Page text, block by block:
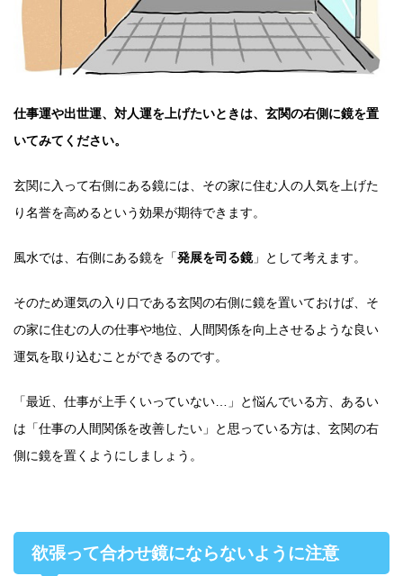
仕事運や出世運、対人運を上げたいときは、玄関の右側に鏡を置
いてみてください。
玄関に入って右側にある鏡には、その家に住む人の人気を上げた
り名誉を高めるという効果が期待できます。
風水では、右側にある鏡を「発展を司る鏡」として考えます。
そのため運気の入り口である玄関の右側に鏡を置いておけば、そ
の家に住むの人の仕事や地位、人間関係を向上させるような良い
運気を取り込むことができるのです。
「最近、仕事が上手くいっていない…」と悩んでいる方、あるい
は「仕事の人間関係を改善したい」と思っている方は、玄関の右
側に鏡を置くようにしましょう。
欲張って合わせ鏡にならないように注意